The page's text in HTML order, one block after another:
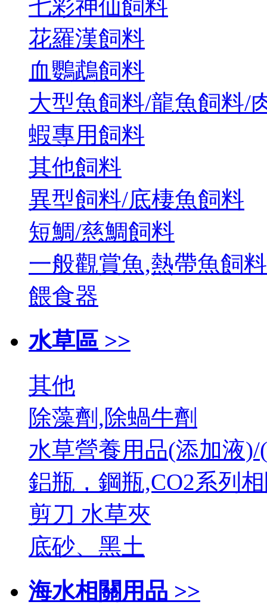
七彩神仙飼料
花羅漢飼料
血鸚鵡飼料
大型魚飼料/龍魚飼料/
蝦專用飼料
其他飼料
異型飼料/底棲魚飼料
短鯛/慈鯛飼料
一般觀賞魚,熱帶魚飼
餵食器
水草區 >>
其他
除藻劑,除蝸牛劑
水草營養用品(添加液)/
鋁瓶，鋼瓶,CO2系列
剪刀 水草夾
底砂、黑土
海水相關用品 >>